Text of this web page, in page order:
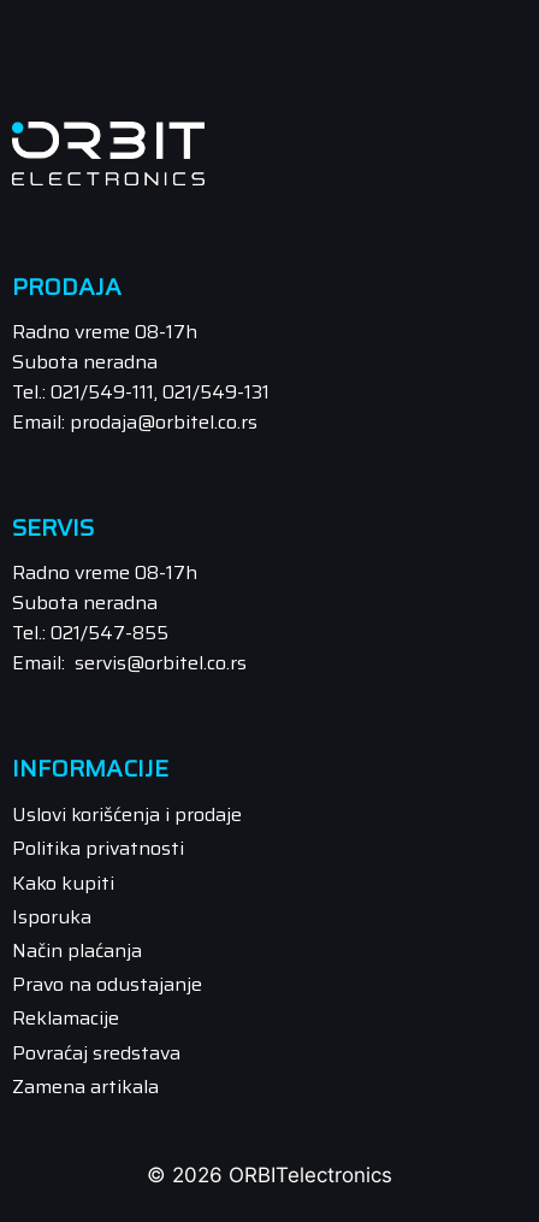
PRODAJA
Radno vreme 08-17h
Subota neradna
Tel.: 021/549-111, 021/549-131
Email: prodaja@orbitel.co.rs
SERVIS
Radno vreme 08-17h
Subota neradna
Tel.: 021/547-855
Email: servis@orbitel.co.rs
INFORMACIJE
Uslovi korišćenja i prodaje
Politika privatnosti
Kako kupiti
Isporuka
Način plaćanja
Pravo na odustajanje
Reklamacije
Povraćaj sredstava
Zamena artikala
© 2026 ORBITelectronics